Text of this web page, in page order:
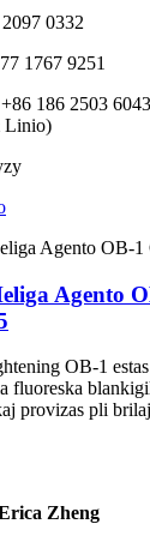
0332
1767 9251
186 2503
Linio)
Agento
OB-1
fluoreska
provizas pli
Zheng